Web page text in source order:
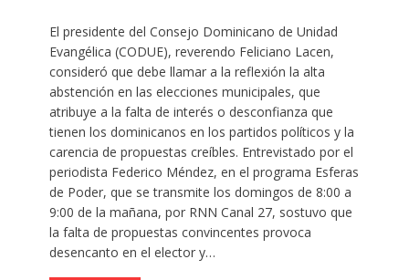
El presidente del Consejo Dominicano de Unidad
Evangélica (CODUE), reverendo Feliciano Lacen,
consideró que debe llamar a la reflexión la alta
abstención en las elecciones municipales, que
atribuye a la falta de interés o desconfianza que
tienen los dominicanos en los partidos políticos y la
carencia de propuestas creíbles. Entrevistado por el
periodista Federico Méndez, en el programa Esferas
de Poder, que se transmite los domingos de 8:00 a
9:00 de la mañana, por RNN Canal 27, sostuvo que
la falta de propuestas convincentes provoca
desencanto en el elector y…